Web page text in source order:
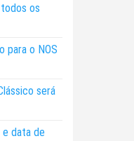
todos os
para o NOS
será
e data de